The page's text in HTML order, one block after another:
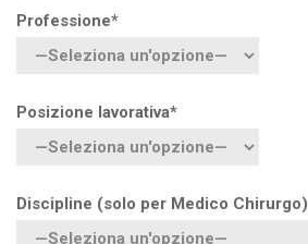
Professione*
Posizione lavorativa*
Discipline (solo per Medico Chirurgo)